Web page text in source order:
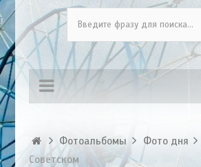
Фотоальбомы Фото дня
Советском